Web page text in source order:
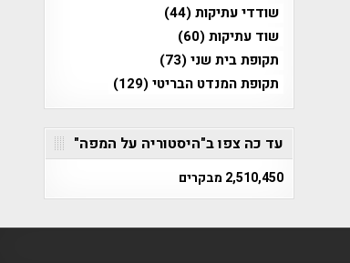
שודדי עתיקות(44)
שוד עתיקות(60)
תקופת בית שני(73)
תקופת המנדט הבריטי(129)
עד כה צפו ב"היסטוריה על המפה"
2,510,450 מבקרים